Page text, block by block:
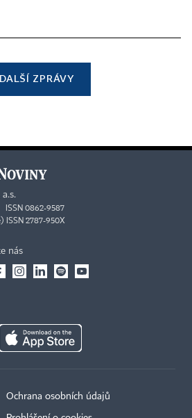
DALŠÍ ZPRÁVY
a.s.
0862-9587
ISSN 2787-950X
nás
Ochrana osobních údajů